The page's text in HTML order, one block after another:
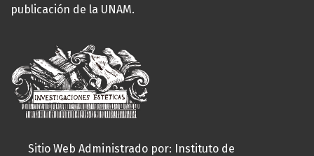
publicación de la UNAM.
Sitio Web Administrado por: Instituto de